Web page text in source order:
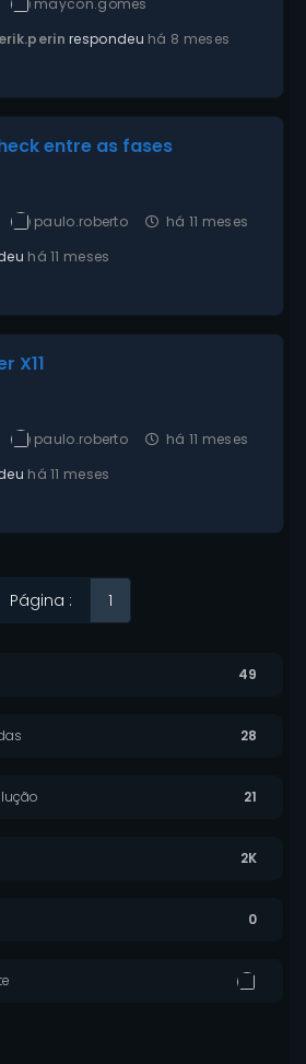
maycon.gomes
erik.perin respondeu há 8 meses
entre as fases
paulo.roberto
há 11 meses
há 11 meses
X11
paulo.roberto
há 11 meses
há 11 meses
Página : 1
49
28
21
2K
0